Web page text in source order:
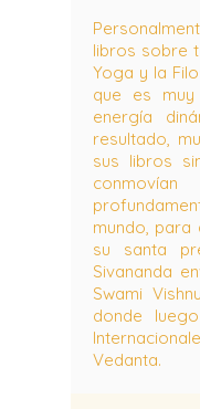
libros sobre
Yoga y la
que es
energía
resultado,
sus libros
mundo, para
su santa
Sivananda
Swami
donde
Vedanta.